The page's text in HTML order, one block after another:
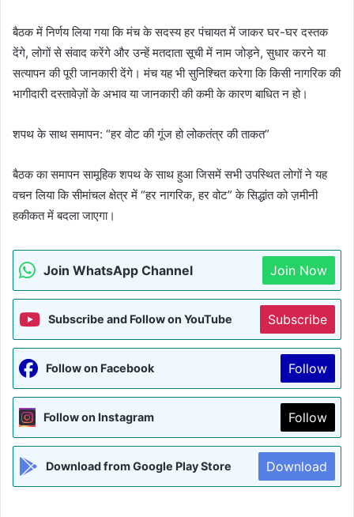
बैठक में निर्णय लिया गया कि मंच के सदस्य हर पंचायत में जाकर घर-घर दस्तक
देंगे, लोगों से संवाद करेंगे और उन्हें मतदाता सूची में नाम जोड़ने, सुधार करने या
सत्यापन की पूरी जानकारी देंगे। मंच यह भी सुनिश्चित करेगा कि किसी नागरिक की
भागीदारी दस्तावेज़ों के अभाव या जानकारी की कमी के कारण बाधित न हो।
शपथ के साथ समापन: “हर वोट की गूंज हो लोकतंत्र की ताकत”
बैठक का समापन सामूहिक शपथ के साथ हुआ जिसमें सभी उपस्थित लोगों ने यह
वचन लिया कि सीमांचल क्षेत्र में “हर नागरिक, हर वोट” के सिद्धांत को ज़मीनी
हकीकत में बदला जाएगा।
Join WhatsApp Channel Join Now
Subscribe and Follow on YouTube Subscribe
Follow on Facebook Follow
Follow on Instagram Follow
Download from Google Play Store Download